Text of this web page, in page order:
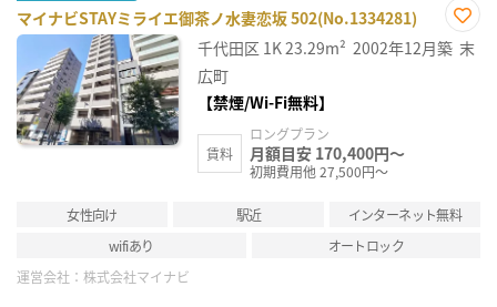
マイナビSTAYミライエ御茶ノ水妻恋坂 502(No.1334281)
お気
に入
千代田区 1K23.29m² 2002年12月築 末
広町
【禁煙/Wi-Fi無料】
賃料
ロングプラン
月額目安 170,400円～
初期費用他 27,500円～
女性向け 駅近
インターネット無料
wifiあり
オートロック
運営会社： 株式会社マイナビ